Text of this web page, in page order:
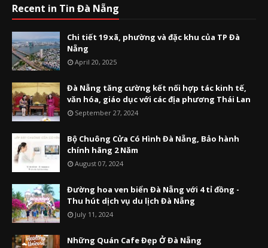
Recent in Tin Đà Nẵng
Chi tiết 19 xã, phường và đặc khu của TP Đà
Nẵng
April 20, 2025
Đà Nẵng tăng cường kết nối hợp tác kinh tế,
văn hóa, giáo dục với các địa phương Thái Lan
September 27, 2024
Bộ Chuông Cửa Có Hình Đà Nẵng, Bảo hành
chính hãng 2 Năm
August 07, 2024
Đường hoa ven biển Đà Nẵng với 4 tỉ đồng -
Thu hút dịch vụ du lịch Đà Nẵng
July 11, 2024
Những Quán Cafe Đẹp Ở Đà Nẵng